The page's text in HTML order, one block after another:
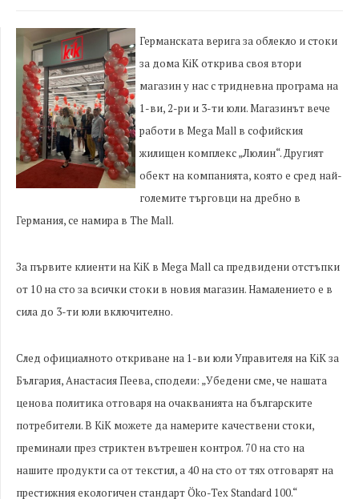
Германската верига за облекло и стоки
за дома KiK открива своя втори
магазин у насс тридневна програма на
1-ви, 2-ри и 3-ти юли. Магазинът вече
работи в Mega Mall в софийския
жилищен комплекс „Люлин“. Другият
обект на компанията, която е сред най-
големите търговци на дребно в
Германия, се намира в The Mall.
За първите клиенти на KiK в Mega Mall са предвидени отстъпки
от 10 на сто за всички стоки в новия магазин. Намалението е в
сила до 3-ти юли включително.
След официалното откриване на 1-ви юли Управителя на KiK за
България, Анастасия Пеева, сподели: „Убедени сме, че нашата
ценова политика отговаря на очакванията на българските
потребители. В KiK можете да намерите качествени стоки,
преминали през стриктен вътрешен контрол. 70 на сто на
нашите продукти са от текстил, а 40 на сто от тях отговарят на
престижния екологичен стандарт Öko-Tex Standard 100.“